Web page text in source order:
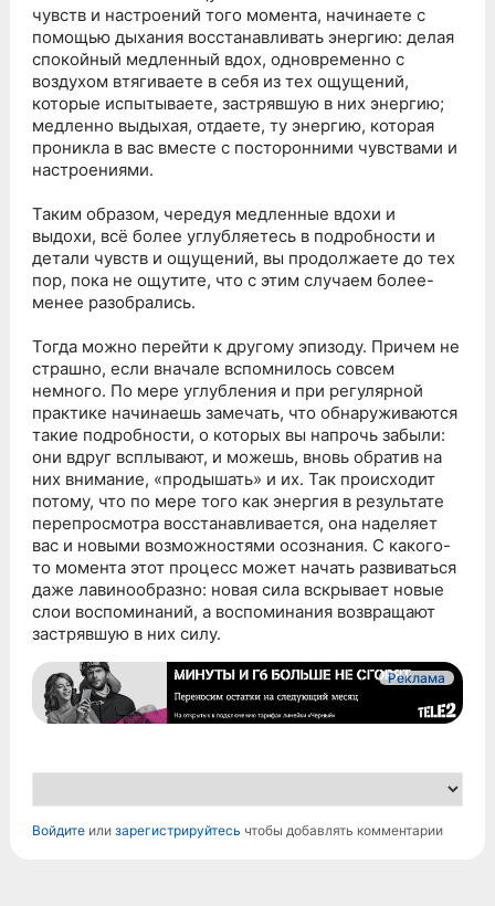
чувств и настроений того момента, начинаете с
помощью дыхания восстанавливать энергию: делая
спокойный медленный вдох, одновременно с
воздухом втягиваете в себя из тех ощущений,
которые испытываете, застрявшую в них энергию;
медленно выдыхая, отдаете, ту энергию, которая
проникла в вас вместе с посторонними чувствами и
настроениями.
Таким образом, чередуя медленные вдохи и
выдохи, всё более углубляетесь в подробности и
детали чувств и ощущений, вы продолжаете до тех
пор, пока не ощутите, что с этим случаем более-
менее разобрались.
Тогда можно перейти к другому эпизоду. Причем не
страшно, если вначале вспомнилось совсем
немного. По мере углубления и при регулярной
практике начинаешь замечать, что обнаруживаются
такие подробности, о которых вы напрочь забыли:
они вдруг всплывают, и можешь, вновь обратив на
них внимание, «продышать» и их. Так происходит
потому, что по мере того как энергия в результате
перепросмотра восстанавливается, она наделяет
вас и новыми возможностями осознания. С какого-
то момента этот процесс может начать развиваться
даже лавинообразно: новая сила вскрывает новые
слои воспоминаний, а воспоминания возвращают
застрявшую в них силу.
Реклама
Войдите илизарегистрируйтесь чтобы добавлять комментарии